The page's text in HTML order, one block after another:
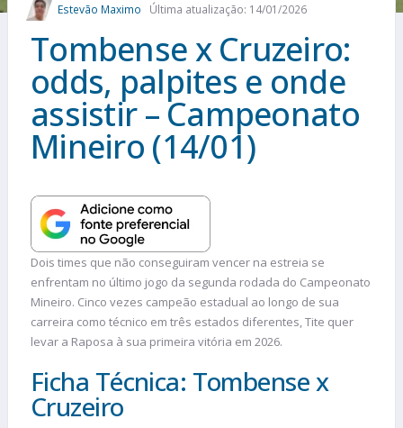
MAIS ESPORTES
Estevão Maximo Última atualização: 14/01/2026
Tombense x Cruzeiro:
odds, palpites e onde
assistir – Campeonato
Mineiro (14/01)
Dois times que não conseguiram vencer na estreia se
enfrentam no último jogo da segunda rodada do Campeonato
Mineiro. Cinco vezes campeão estadual ao longo de sua
carreira como técnico em três estados diferentes, Tite quer
levar a Raposa à sua primeira vitória em 2026.
Ficha Técnica: Tombense x
Cruzeiro